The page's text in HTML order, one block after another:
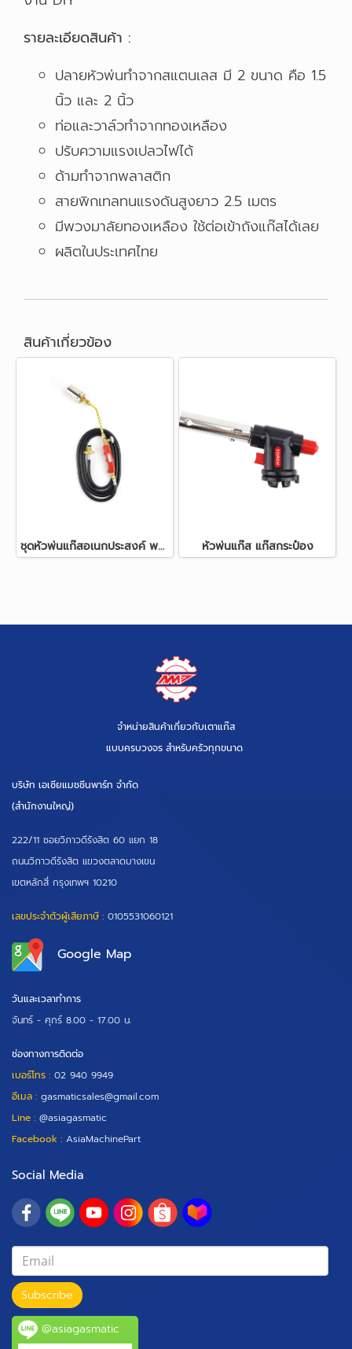
รายละเอียดสินค้า :
ปลายหัวพ่นทำจากสแตนเลส มี 2 ขนาด คือ 1.5
นิ้ว และ 2 นิ้ว
ท่อและวาล์วทำจากทองเหลือง
ปรับความแรงเปลวไฟได้
ด้ามทำจากพลาสติก
สายพิกเทลทนแรงดันสูงยาว 2.5 เมตร
มีพวงมาลัยทองเหลือง ใช้ต่อเข้าถังแก๊สได้เลย
ผลิตในประเทศไทย
สินค้าเกี่ยวข้อง
ชุดหัวพ่นแก๊สอเนกประสงค์ พร้อมสาย ยี่ห้อ แก๊สเมติก (GASMATIC) หัวพ่นแก๊ส แก๊สกระป๋อง
จำหน่ายสินค้าเกี่ยวกับเตาแก๊ส
แบบครบวงจร สำหรับครัวทุกขนาด
บริษัท เอเซียแมชชีนพาร์ท จำกัด
(สำนักงานใหญ่)
222/11 ซอยวิภาวดีรังสิต 60 แยก 18
ถนนวิภาวดีรังสิต แขวงตลาดบางเขน
เขตหลักสี่ กรุงเทพฯ 10210
เลขประจำตัวผู้เสียภาษี : 0105531060121
Google Map
วันและเวลาทำการ
จันทร์ - ศุกร์ 8.00 - 17.00 น.
ช่องทางการติดต่อ
เบอร์โทร : 02 940 9949
อีเมล : gasmaticsales@gmail.com
Line : @asiagasmatic
Facebook : AsiaMachinePart
Social Media
Subscribe
@asiagasmatic